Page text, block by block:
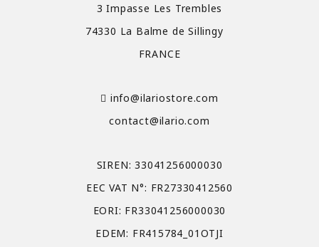
3 Impasse Les Trembles
74330 La Balme de Sillingy
FRANCE
info@ilariostore.com
contact@ilario.com
SIREN: 33041256000030
EEC VAT N°: FR27330412560
EORI: FR33041256000030
EDEM: FR415784_01OTJI